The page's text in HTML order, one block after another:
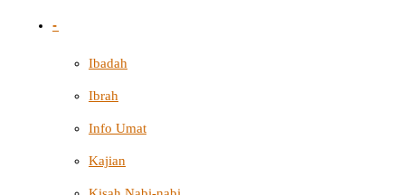
-
Ibadah
Ibrah
Info Umat
Kajian